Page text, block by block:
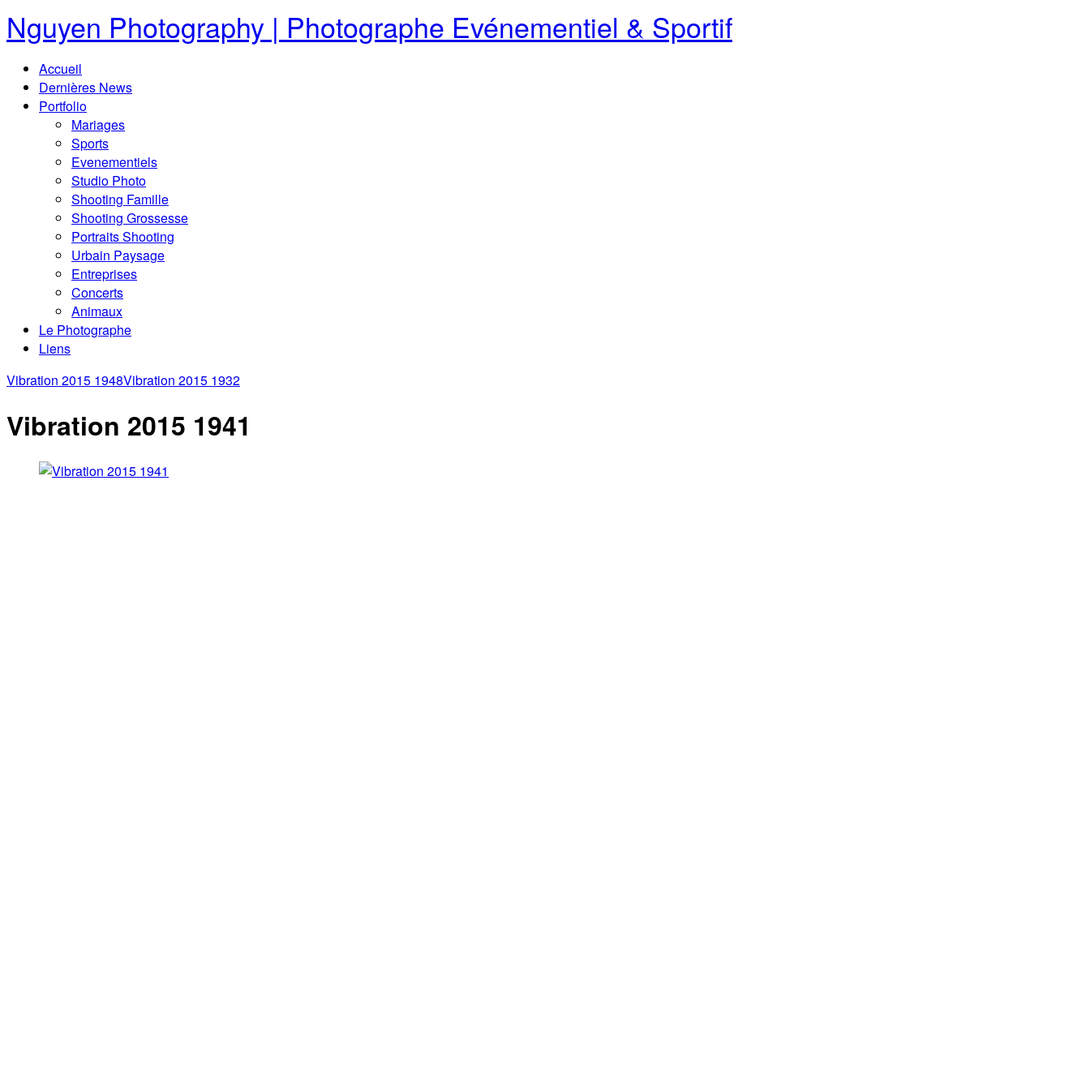
Nguyen Photography | Photographe Evénementiel & Sportif
Accueil
Dernières News
Portfolio
Mariages
Sports
Evenementiels
Studio Photo
Shooting Famille
Shooting Grossesse
Portraits Shooting
Urbain Paysage
Entreprises
Concerts
Animaux
Le Photographe
Liens
Vibration 2015 1948Vibration 2015 1932
Vibration 2015 1941